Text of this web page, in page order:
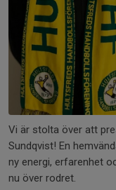
Vi är stolta över att
Sundqvist! En
ny energi, erfarenhet
nu över rodret.